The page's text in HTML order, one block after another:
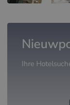
Ihre